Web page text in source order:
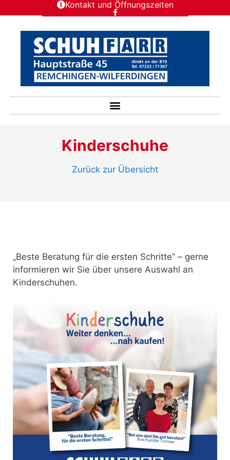
Kontakt und Öffnungszeiten
Kinderschuhe
Zurück zur Übersicht
„Beste Beratung für die ersten Schritte“ – gerne
informieren wir Sie über unsere Auswahl an
Kinderschuhen.